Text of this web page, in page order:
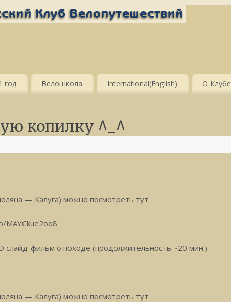
год Велошкола International(English) О Клубе
копилку ^_^
— Калуга) можно посмотреть тут
MAYCkue2oo8
фильм о походе (продолжительность ~20 мин.)
— Калуга) можно посмотреть тут